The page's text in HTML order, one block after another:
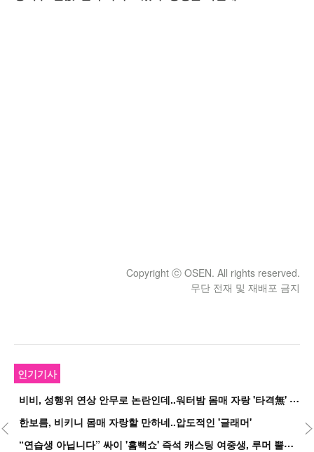
Copyright ⓒ OSEN. All rights reserved.
무단 전재 및 재배포 금지
인기기사
비
비, 성행위 연상 안무로 논란인데..워터밤 몸매 자랑 '타격無' 근황
한보름, 비키니 몸매 자랑할 만하네..압도적인 '글래머'
“
연습생 아닙니다” 싸이 '흠뻑쇼' 즉석 캐스팅 여중생, 루머 뿔났다[Oh!쎈 이...